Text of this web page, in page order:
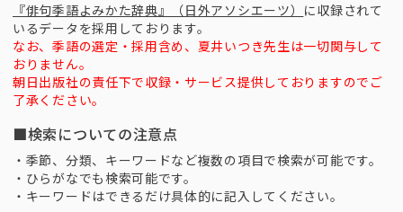
『俳句季語よみかた辞典』（日外アソシエーツ） に収録されて
いるデータを採用しております。
なお、季語の選定・採用含め、夏井いつき先生は一切関与して
おりません。
朝日出版社の責任下で収録・サービス提供しておりますのでご
了承ください。
■検索についての注意点
・季節、分類、キーワードなど複数の項目で検索が可能です。
・ひらがなでも検索可能です。
・キーワードはできるだけ具体的に記入してください。